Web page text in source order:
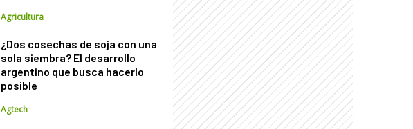
Agricultura
¿Dos cosechas de soja con una
sola siembra? El desarrollo
argentino que busca hacerlo
posible
Agtech